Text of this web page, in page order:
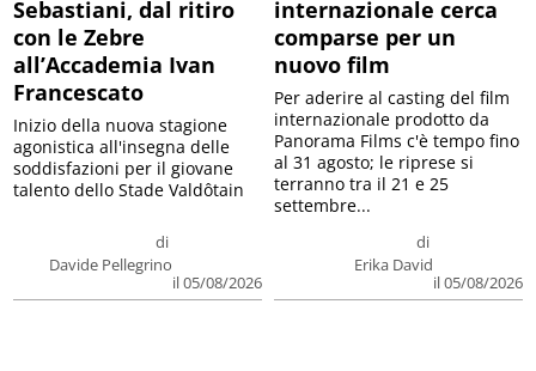
Sebastiani, dal ritiro
con le Zebre
all’Accademia Ivan
Francescato
di
Davide Pellegrino
il 05/08/2026
Inizio della nuova stagione
agonistica all'insegna delle
soddisfazioni per il giovane
talento dello Stade Valdôtain
internazionale cerca
comparse per un
nuovo film
di
Erika David
il 05/08/2026
Per aderire al casting del film
internazionale prodotto da
Panorama Films c'è tempo fino
al 31 agosto; le riprese si
terranno tra il 21 e 25
settembre...